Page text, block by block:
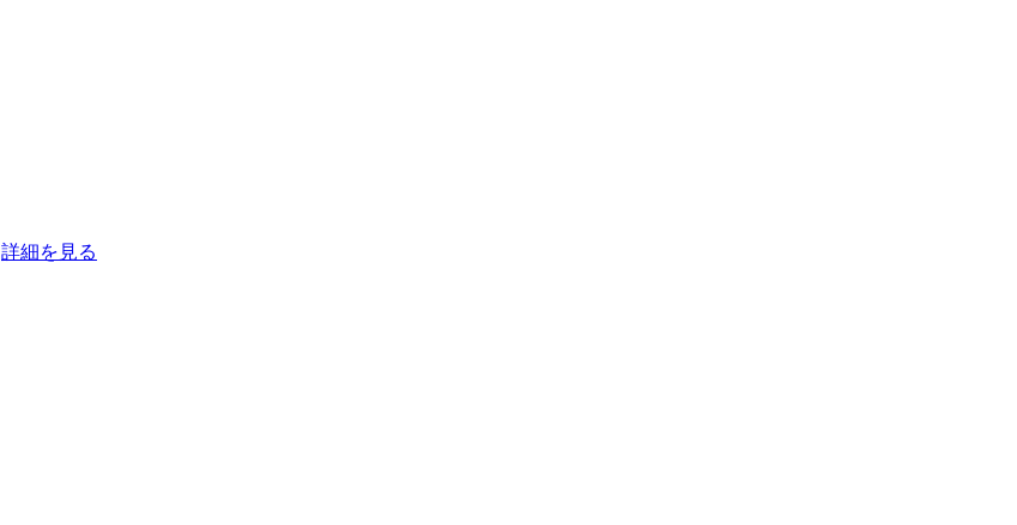
詳細を見る